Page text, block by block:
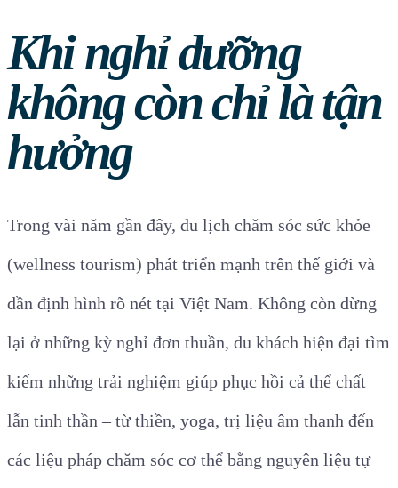
Khi nghỉ dưỡng
không còn chỉ là tận
hưởng
Trong vài năm gần đây, du lịch chăm sóc sức khỏe
(wellness tourism) phát triển mạnh trên thế giới và
dần định hình rõ nét tại Việt Nam. Không còn dừng
lại ở những kỳ nghỉ đơn thuần, du khách hiện đại tìm
kiếm những trải nghiệm giúp phục hồi cả thể chất
lẫn tinh thần – từ thiền, yoga, trị liệu âm thanh đến
các liệu pháp chăm sóc cơ thể bằng nguyên liệu tự